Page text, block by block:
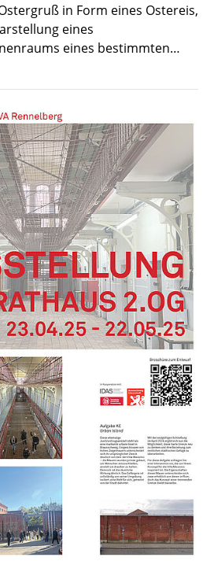
in Form eines Ostereis,
eines
eines bestimmten…